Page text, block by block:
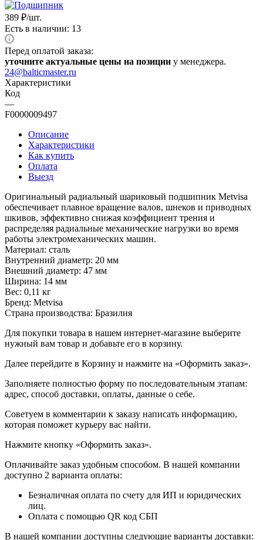
389 ₽/шт.
Есть в наличии: 13
Перед оплатой заказа:
уточните актуальные цены на позиции у менеджера.
24@balticmaster.ru
Характеристики
Код
—
F0000009497
Описание
Характеристики
Как купить
Оплата
Выезд
Оригинальный радиальный шариковый подшипник Metvisa
обеспечивает плавное вращение валов, шнеков и приводных
шкивов, эффективно снижая коэффициент трения и
распределяя радиальные механические нагрузки во время
работы электромеханических машин.
Материал: сталь
Внутренний диаметр: 20 мм
Внешний диаметр: 47 мм
Ширина: 14 мм
Вес: 0,11 кг
Бренд: Metvisa
Страна производства: Бразилия
Для покупки товара в нашем интернет-магазине выберите
нужный вам товар и добавьте его в корзину.
Далее перейдите в Корзину и нажмите на «Оформить заказ».
​​​​​​​Заполняете полностью форму по последовательным этапам:
адрес, способ доставки, оплаты, данные о себе.
​​​​​​​Советуем в комментарии к заказу написать информацию,
которая поможет курьеру вас найти.
​​​​​​​Нажмите кнопку «Оформить заказ».
Оплачивайте заказ удобным способом. В нашей компании
доступно 2 варианта оплаты:
Безналичная оплата по счету для ИП и юридических
лиц.
Оплата с помощью QR код СБП
В нашей компании доступны следующие варианты доставки: